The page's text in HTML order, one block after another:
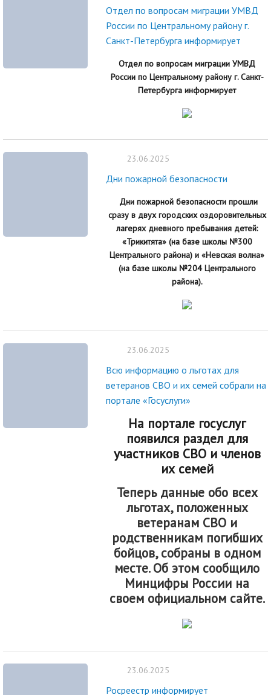
Отдел по вопросам миграции УМВД
России по Центральному району г.
Санкт-Петербурга информирует
Отдел по вопросам миграции УМВД
России по Центральному району г. Санкт-
Петербурга информирует
23.06.2025
Дни пожарной безопасности
Дни пожарной безопасности прошли
сразу в двух городских оздоровительных
лагерях дневного пребывания детей:
«Трикитята» (на базе школы №300
Центрального района) и «Невская волна»
(на базе школы №204 Центрального
района).
23.06.2025
Всю информацию о льготах для
ветеранов СВО и их семей собрали на
портале «Госуслуги»
На портале госуслуг
появился раздел для
участников СВО и членов
их семей
Теперь данные обо всех
льготах, положенных
ветеранам СВО и
родственникам погибших
бойцов, собраны в одном
месте. Об этом сообщило
Минцифры России на
своем официальном сайте.
23.06.2025
Росреестр информирует